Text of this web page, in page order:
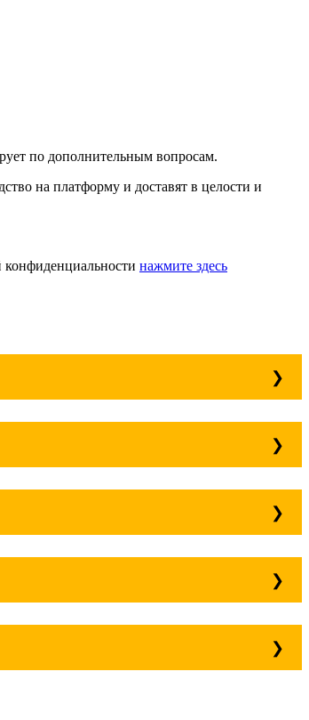
по дополнительным вопросам.
на платформу и доставят в целости и
конфиденциальности нажмите здесь